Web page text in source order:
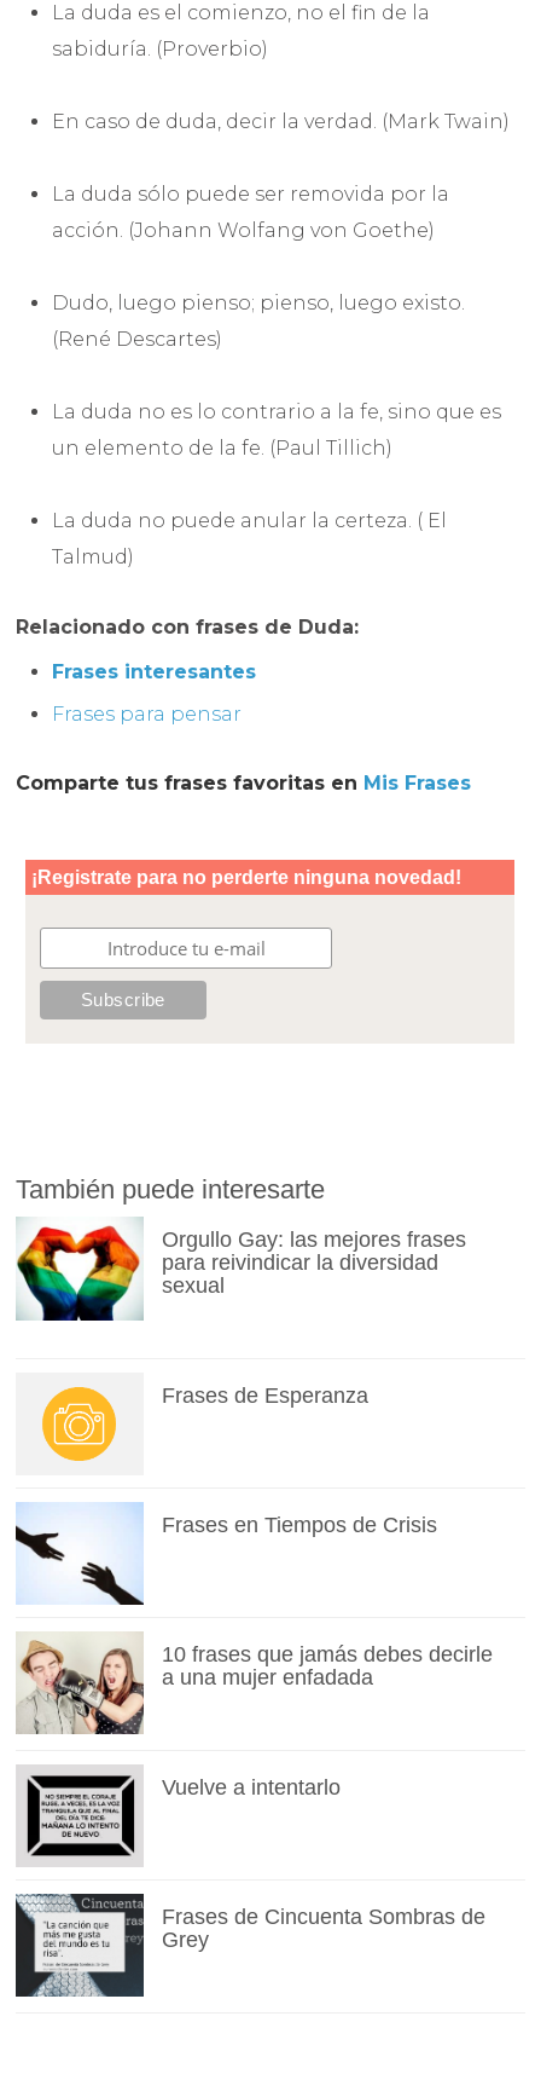
La duda es el comienzo, no el fin de la
sabiduría. (Proverbio)
En caso de duda, decir la verdad. (Mark Twain)
La duda sólo puede ser removida por la
acción. (Johann Wolfang von Goethe)
Dudo, luego pienso; pienso, luego existo.
(René Descartes)
La duda no es lo contrario a la fe, sino que es
un elemento de la fe. (Paul Tillich)
La duda no puede anular la certeza. ( El
Talmud)
Relacionado con frases de Duda:
Frases interesantes
Frases para pensar
Comparte tus frases favoritas en Mis Frases
También puede interesarte
Orgullo Gay: las mejores frases
para reivindicar la diversidad
sexual
Frases de Esperanza
Frases en Tiempos de Crisis
10 frases que jamás debes decirle
a una mujer enfadada
Vuelve a intentarlo
Frases de Cincuenta Sombras de
Grey